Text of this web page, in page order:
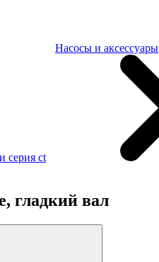
Насосы и аксессуары
серия ct
гладкий вал